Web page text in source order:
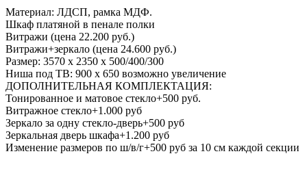
Материал: ЛДСП, рамка МДФ.
Шкаф платяной в пенале полки
Витражи (цена 22.200 руб.)
Витражи+зеркало (цена 24.600 руб.)
Размер: 3570 х 2350 х 500/400/300
Ниша под ТВ: 900 х 650 возможно увеличение
ДОПОЛНИТЕЛЬНАЯ КОМПЛЕКТАЦИЯ:
Тонированное и матовое стекло+500 руб.
Витражное стекло+1.000 руб
Зеркало за одну стекло-дверь+500 руб
Зеркальная дверь шкафа+1.200 руб
Изменение размеров по ш/в/г+500 руб за 10 см каждой секции